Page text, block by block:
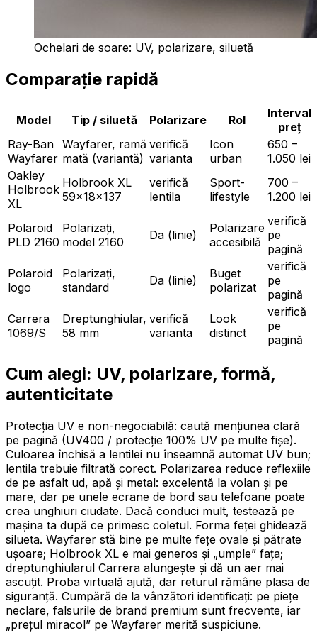
Ochelari de soare: UV, polarizare, siluetă
Comparație rapidă
Model Tip / siluetă Polarizare Rol
Interval
preț
Ray-Ban
Wayfarer
Wayfarer, ramă
mată (variantă)
verifică
varianta
Icon
urban
650 –
1.050 lei
Oakley
Holbrook
XL
Holbrook XL
59×18×137
verifică
lentila
Sport-
lifestyle
700 –
1.200 lei
Polaroid
PLD 2160
Polarizați,
model 2160
Da (linie)
Polarizare
accesibilă
verifică
pe
pagină
Polaroid
logo
Polarizați,
standard
Da (linie)
Buget
polarizat
verifică
pe
pagină
Carrera
1069/S
Dreptunghiular,
58 mm
verifică
varianta
Look
distinct
verifică
pe
pagină
Cum alegi: UV, polarizare, formă,
autenticitate
Protecția UV e non-negociabilă: caută mențiunea clară
pe pagină (UV400 / protecție 100% UV pe multe fișe).
Culoarea închisă a lentilei nu înseamnă automat UV bun;
lentila trebuie filtrată corect. Polarizarea reduce reflexiile
de pe asfalt ud, apă și metal: excelentă la volan și pe
mare, dar pe unele ecrane de bord sau telefoane poate
crea unghiuri ciudate. Dacă conduci mult, testează pe
mașina ta după ce primesc coletul. Forma feței ghidează
silueta. Wayfarer stă bine pe multe fețe ovale și pătrate
ușoare; Holbrook XL e mai generos și „umple” fața;
dreptunghiularul Carrera alungește și dă un aer mai
ascuțit. Proba virtuală ajută, dar returul rămâne plasa de
siguranță. Cumpără de la vânzători identificați: pe piețe
neclare, falsurile de brand premium sunt frecvente, iar
„prețul miracol” pe Wayfarer merită suspiciune.